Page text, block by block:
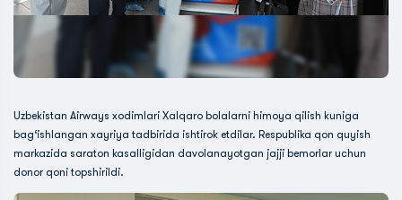
Uzbekistan Airways xodimlari Xalqaro bolalarni himoya qilish kuniga
bag‘ishlangan xayriya tadbirida ishtirok etdilar. Respublika qon quyish
markazida saraton kasalligidan davolanayotgan jajji bemorlar uchun
donor qoni topshirildi.